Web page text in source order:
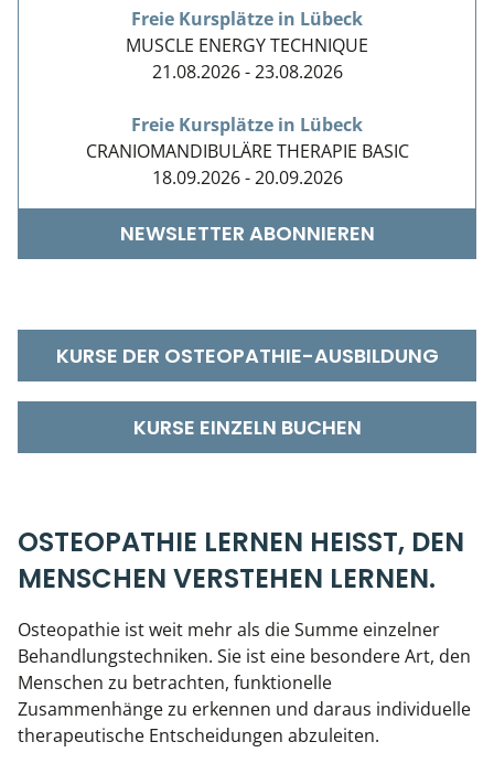
Freie Kursplätze in Lübeck
MUSCLE ENERGY TECHNIQUE
21.08.2026 - 23.08.2026
Freie Kursplätze in Lübeck
CRANIOMANDIBULÄRE THERAPIE BASIC
18.09.2026 - 20.09.2026
NEWSLETTER ABONNIEREN
KURSE DER OSTEOPATHIE-AUSBILDUNG
KURSE EINZELN BUCHEN
OSTEOPATHIE LERNEN HEISST, DEN M
ENSCHEN VERSTEHEN LERNEN.
Osteopathie ist weit mehr als die Summe einzelner
Behandlungstechniken. Sie ist eine besondere Art, den
Menschen zu betrachten, funktionelle
Zusammenhänge zu erkennen und daraus individuelle
therapeutische Entscheidungen abzuleiten.
Kiefergelenkkurse
CranioSacrale Ausbildung
Human Reset Week
Kursorte mit Kursangeboten